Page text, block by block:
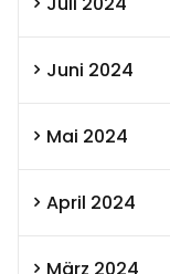
Juni 2024
Mai 2024
April 2024
März 2024